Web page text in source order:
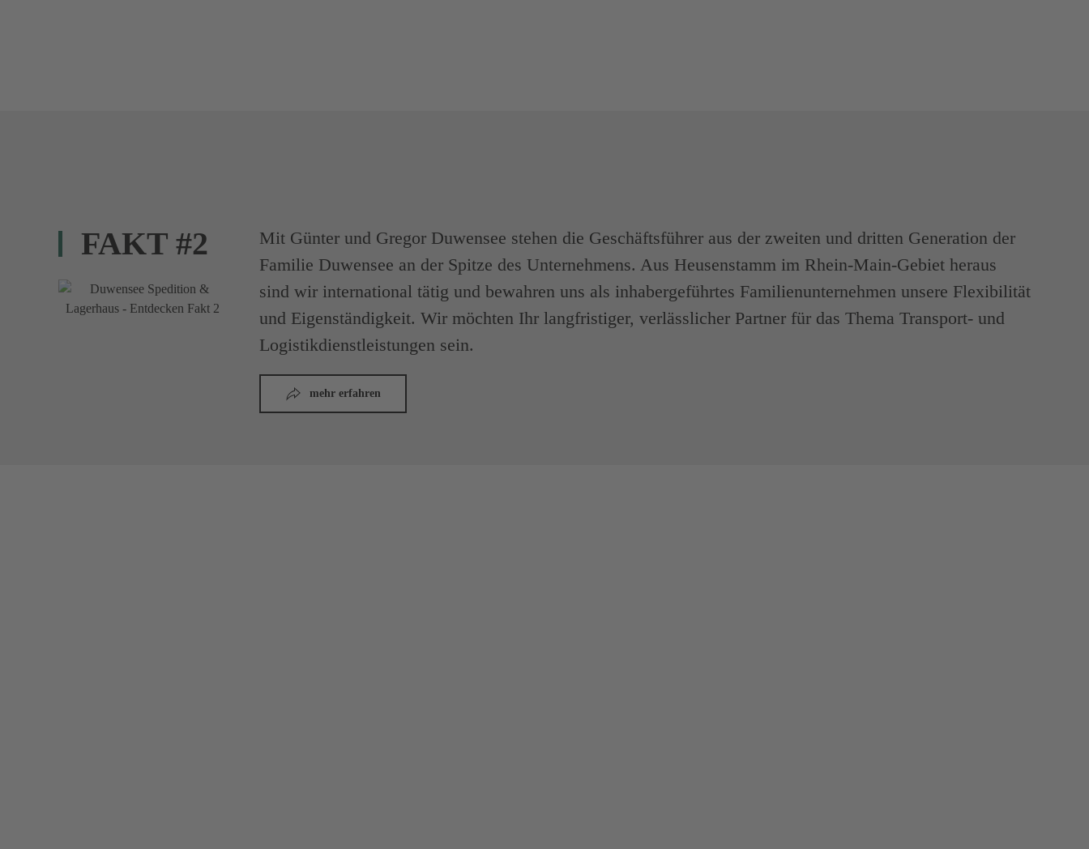
FAKT #2
Mit Günter und Gregor Duwensee stehen die Geschäftsführer aus der zweiten und dritten Generation der
Familie Duwensee an der Spitze des Unternehmens. Aus Heusenstamm im Rhein-Main-Gebiet heraus
sind wir international tätig und bewahren uns als inhabergeführtes Familienunternehmen unsere Flexibilität
und Eigenständigkeit. Wir möchten Ihr langfristiger, verlässlicher Partner für das Thema Transport- und
Logistikdienstleistungen sein.
mehr erfahren